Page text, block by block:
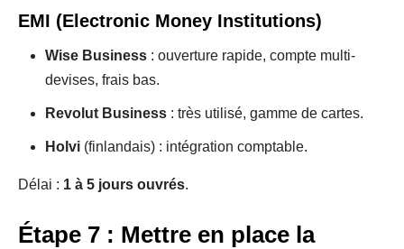
EMI (Electronic Money Institutions)
Wise Business : ouverture rapide, compte multi-
devises, frais bas.
Revolut Business : très utilisé, gamme de cartes.
Holvi (finlandais) : intégration comptable.
Délai : 1 à 5 jours ouvrés.
Étape 7 : Mettre en place la